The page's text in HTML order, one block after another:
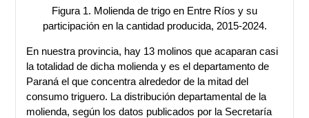
Figura 1. Molienda de trigo en Entre Ríos y su
participación en la cantidad producida, 2015-2024.
En nuestra provincia, hay 13 molinos que acaparan casi
la totalidad de dicha molienda y es el departamento de
Paraná el que concentra alrededor de la mitad del
consumo triguero. La distribución departamental de la
molienda, según los datos publicados por la Secretaría